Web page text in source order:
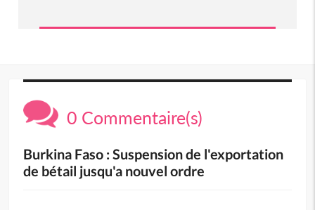
0 Commentaire(s)
Burkina Faso : Suspension de l'exportation
de bétail jusqu'a nouvel ordre